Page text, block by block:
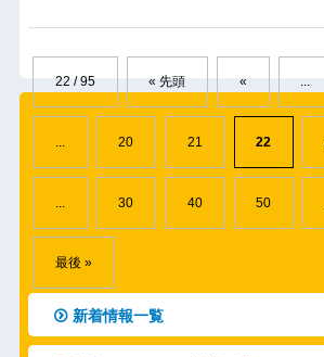
22 / 95 « 先頭 « ...
... 20 21 22
30 40 50
最後 »
新着情報一覧